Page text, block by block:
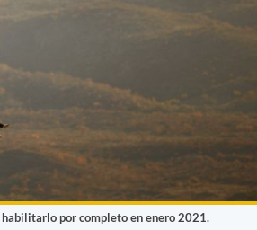
por completo en enero 2021.